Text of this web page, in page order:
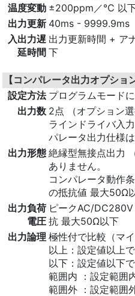
温度変動 ±200ppm／℃ 以
出力更新 40ms - 9999.9ms
入出力遅
延時間
出力更新時間 + ア
下
【コンパレータ出力オプシ
設定方法 プログラムモード
出力数 2点 （オプション選
ラインドライバ入
パレータ出力仕様
出力形態 絶縁型無接点出力
ありません。
コンパレータ動作
の抵抗値 最大50Ω
出力負荷
電圧
ピークAC/
抗 最大50Ω以下
出力論理 極性付で比較（マ
以上：設定値以上
以下：設定値以下
範囲内 ：設定範囲
範囲外 ：設定範囲